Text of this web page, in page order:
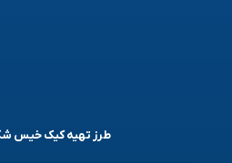
طرز تهیه کیک خیس